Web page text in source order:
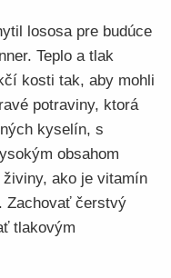
lososa pre budúce
Teplo a tlak
kosti tak, aby mohli
potraviny, ktorá
kyselín, s
obsahom
ako je vitamín
Zachovať čerstvý
tlakovým